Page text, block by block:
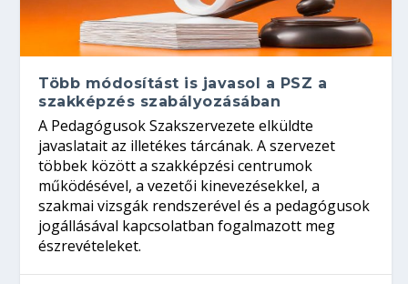
Több módosítást is javasol a PSZ a
szakképzés szabályozásában
A Pedagógusok Szakszervezete elküldte
javaslatait az illetékes tárcának. A szervezet
többek között a szakképzési centrumok
működésével, a vezetői kinevezésekkel, a
szakmai vizsgák rendszerével és a pedagógusok
jogállásával kapcsolatban fogalmazott meg
észrevételeket.